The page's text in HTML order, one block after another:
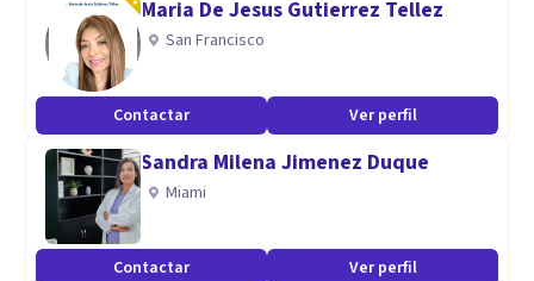
Maria De Jesus Gutierrez Tellez
San Francisco
Contactar Ver perfil
Sandra Milena Jimenez Duque
Miami
Contactar Ver perfil